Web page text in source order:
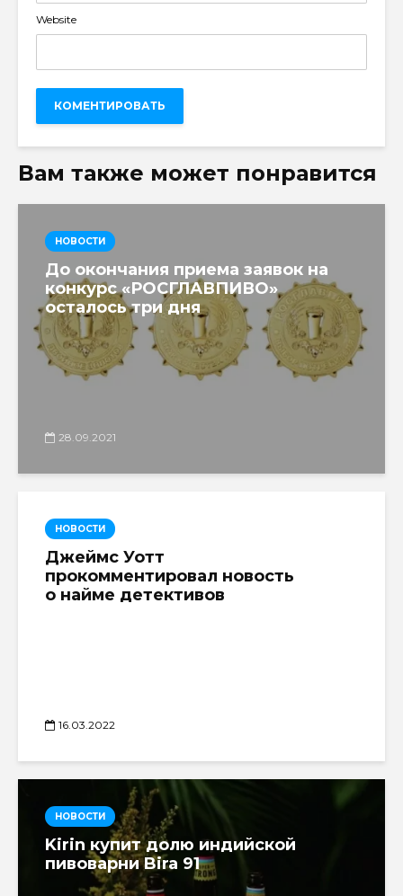
Website
Вам также может понравится
НОВОСТИ
До окончания приема заявок на
конкурс «РОСГЛАВПИВО»
осталось три дня
28.09.2021
НОВОСТИ
Джеймс Уотт
прокомментировал новость
о найме детективов
16.03.2022
НОВОСТИ
Kirin купит долю индийской
пивоварни Bira 91